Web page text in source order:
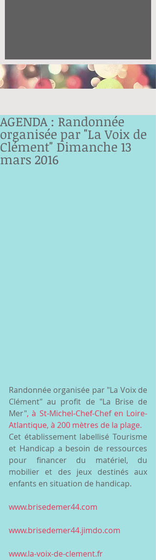
AGENDA : Randonnée
organisée par "La Voix de
Clément" Dimanche 13
mars 2016
Randonnée organisée par "La Voix de
Clément" au profit de "La Brise de
Mer", à St-Michel-Chef-Chef en Loire-
Atlantique, à 200 mètres de la plage.
Cet établissement labellisé Tourisme
et Handicap a besoin de ressources
pour financer du matériel, du
mobilier et des jeux destinés aux
enfants en situation de handicap.
www.brisedemer44.com
www.brisedemer44.jimdo.com
www.la-voix-de-clement.fr